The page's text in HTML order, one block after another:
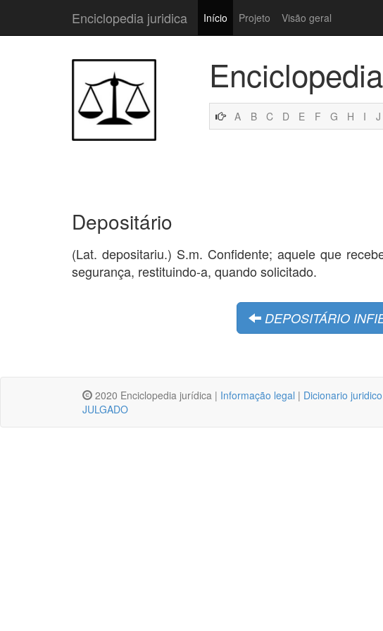
Enciclopedia juridica Início Projeto Visão geral
A B C D E F G H I J
Depositário
(Lat. depositariu.) S.m. Confidente; aquele que
segurança, restituindo-a, quando solicitado.
DEPOSITÁRIO
2020 Enciclopedia jurídica | Informação legal | Dicionario
JULGADO